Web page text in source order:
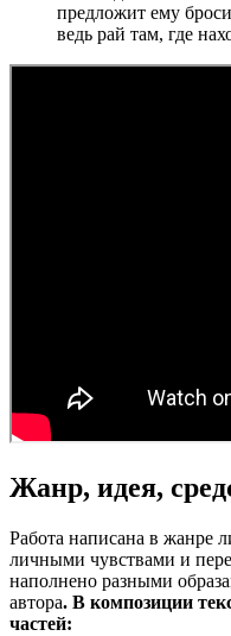
предложит ему
ведь рай там, где
Жанр, идея,
Работа написана в жанре
личными чувствами и
наполнено разными
автора. В композиции
частей: